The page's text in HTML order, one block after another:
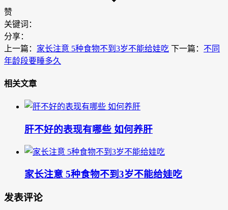
赞
关键词：
分享：
上一篇： 家长注意 5种食物不到3岁不能给娃吃 下一篇： 不同
年龄段要睡多久
相关文章
肝不好的表现有哪些 如何养肝
家长注意 5种食物不到3岁不能给娃吃
发表评论